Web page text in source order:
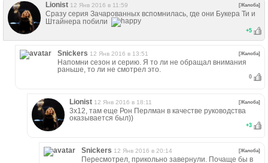
Lionist 12 Янв 2016 в 11:59 [Жалоба]
Сразу серия Зачарованных вспомнилась, где они Букера Ти и
Штайнера побили
+5
Snickers 12 Янв 2016 в 13:51 [Жалоба]
Напомни сезон и серию. Я то ли не обращал внимания
раньше, то ли не смотрел это.
0
Lionist 12 Янв 2016 в 18:11 [Жалоба]
3x12, там еще Рон Перлман в качестве руководства
оказывается был))
+3
Snickers 12 Янв 2016 в 20:14 [Жалоба]
Пересмотрел, прикольно завернули. Почаще бы в